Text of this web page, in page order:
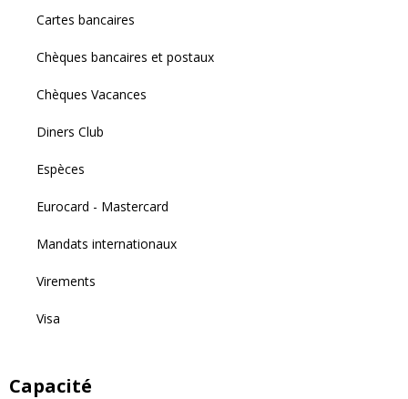
Cartes bancaires
Chèques bancaires et postaux
Chèques Vacances
Diners Club
Espèces
Eurocard - Mastercard
Mandats internationaux
Virements
Visa
Capacité